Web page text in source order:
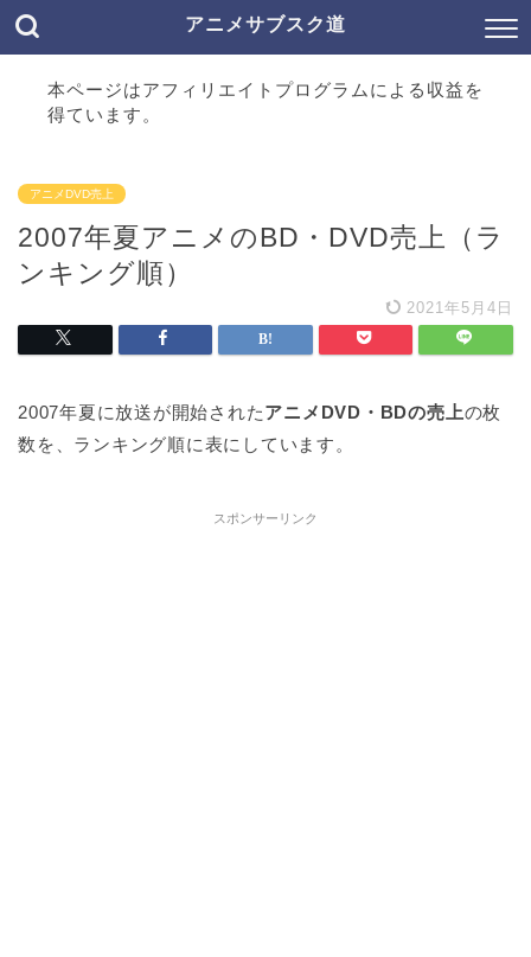
アニメサブスク道
本ページはアフィリエイトプログラムによる収益を
得ています。
アニメDVD売上
2007年夏アニメのBD・DVD売上（ラ
ンキング順）
2021年5月4日
2007年夏に放送が開始されたアニメDVD・BDの売上の枚
数を、ランキング順に表にしています。
スポンサーリンク